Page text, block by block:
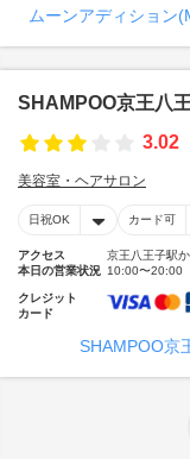
ムーンアディション
SHAMPOO京王八
3.02
美容室・ヘアサロン
日祝OK カード可
アクセス
京王八王子駅
本日の営業状況 10:00〜20:00
クレジット
カード
SHAMPOO京